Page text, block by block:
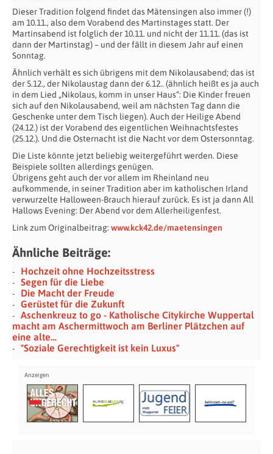
Dieser Tradition folgend findet das Mätensingen also immer (!)
am 10.11., also dem Vorabend des Martinstages statt. Der
Martinsabend ist folglich der 10.11. und nicht der 11.11. (das ist
dann der Martinstag) – und der fällt in diesem Jahr auf einen
Sonntag.
Ähnlich verhält es sich übrigens mit dem Nikolausabend; das ist
der 5.12., der Nikolaustag dann der 6.12.. (ähnlich heißt es ja auch
in dem Lied „Nikolaus, komm in unser Haus“: Die Kinder freuen
sich auf den Nikolausabend, weil am nächsten Tag dann die
Geschenke unter dem Tisch liegen). Auch der Heilige Abend
(24.12.) ist der Vorabend des eigentlichen Weihnachtsfestes
(25.12.). Und die Osternacht ist die Nacht vor dem Ostersonntag.
Die Liste könnte jetzt beliebig weitergeführt werden. Diese
Beispiele sollten allerdings genügen.
Übrigens geht auch der vor allem im Rheinland neu
aufkommende, in seiner Tradition aber im katholischen Irland
verwurzelte Halloween-Brauch hierauf zurück. Es ist ja dann All
Hallows Evening: Der Abend vor dem Allerheiligenfest.
Link zum Originalbeitrag: www.kck42.de/maetensingen
Ähnliche Beiträge:
Hochzeit ohne Hochzeitsstress
Segen für die Liebe
Die Macht der Freude
Gerüstet für die Zukunft
Aschenkreuz to go - Katholische Citykirche Wuppertal
macht am Aschermittwoch am Berliner Plätzchen auf
eine alte…
"Soziale Gerechtigkeit ist kein Luxus"